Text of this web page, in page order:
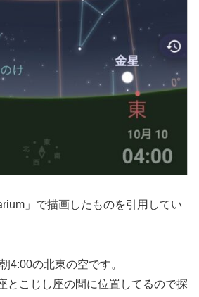
」で描画したものを引用してい
4:00の北東の空です。
とこじし座の間に位置してるので探